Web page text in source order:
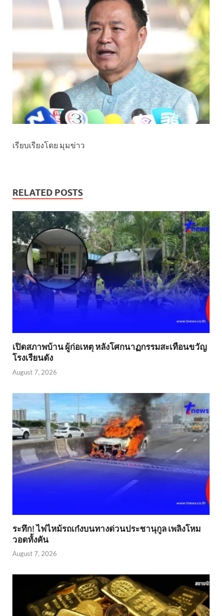
เรียบเรียงโดย มุมข่าว
RELATED POSTS
เปิดสภาพบ้าน ผู้ก่อเหตุ หลังโศกนาฏกรรมสะเทือนขวัญ
โรงเรียนดัง
August 7, 2026
ระทึก! ไฟไหม้รถเก๋งบนทางด่วนประชานุกูล เพลิงโหม
วอดทั้งคัน
August 7, 2026